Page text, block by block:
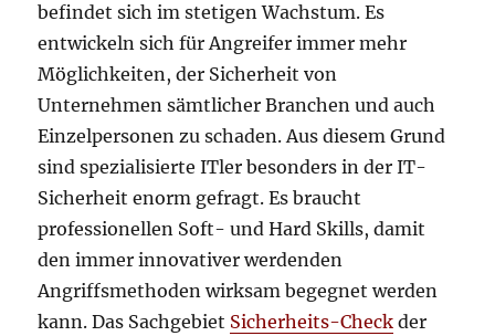
befindet sich im stetigen Wachstum. Es
entwickeln sich für Angreifer immer mehr
Möglichkeiten, der Sicherheit von
Unternehmen sämtlicher Branchen und auch
Einzelpersonen zu schaden. Aus diesem Grund
sind spezialisierte ITler besonders in der IT-
Sicherheit enorm gefragt. Es braucht
professionellen Soft- und Hard Skills, damit
den immer innovativer werdenden
Angriffsmethoden wirksam begegnet werden
kann. Das Sachgebiet Sicherheits-Check der